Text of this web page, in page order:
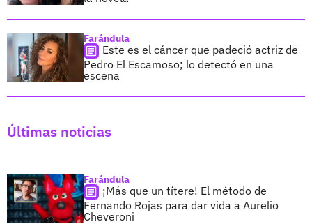
Farándula
Este es el cáncer que padeció actriz de
Pedro El Escamoso; lo detectó en una
escena
Últimas noticias
Farándula
¡Más que un títere! El método de
Fernando Rojas para dar vida a Aurelio
Cheveroni